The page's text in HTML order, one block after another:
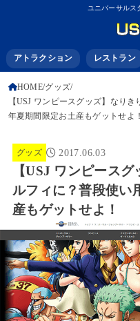
ユニバーサルス
アトラクション レストラン
HOME グッズ
【USJ ワンピースグッズ】なり
年夏期間限定お土産もゲットせよ！
グッズ 2017.06.03
【USJ ワンピース
ルフィに？普段使い
産もゲットせよ！